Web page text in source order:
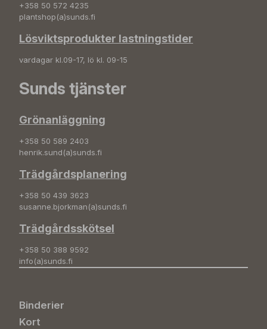
+358 50 572 4235
plantshop(a)sunds.fi
Lösviktsprodukter lastningstider
vardagar kl.09-17, lö kl. 09-15
Sunds tjänster
Grönanläggning
+358 50 589 2403
henrik.sund(a)sunds.fi
Trädgårdsplanering
+358 50 439 3623
susanne.bjorkman(a)sunds.fi
Trädgårdsskötsel
+358 50 388 9592
info(a)sunds.fi
Binderier
Kort